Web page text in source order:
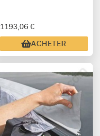
1193,06 €
ACHETER